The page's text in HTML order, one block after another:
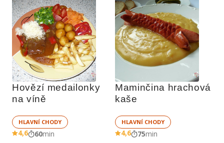
Hovězí medailonky
na víně
HLAVNÍ CHODY
4,6 60min
Maminčina hrachová
kaše
HLAVNÍ CHODY
4,6 75min